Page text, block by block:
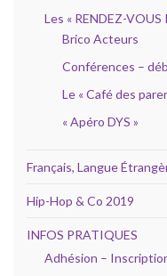
Les « RENDEZ-VOUS
Brico Acteurs
Conférences –
Le « Café des
« Apéro DYS »
Français, Langue
Hip-Hop & Co 2019
INFOS PRATIQUES
Adhésion –